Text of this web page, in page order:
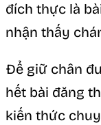
đích thực là
nhận thấy
Để giữ chân
hết bài đăng
kiến thức